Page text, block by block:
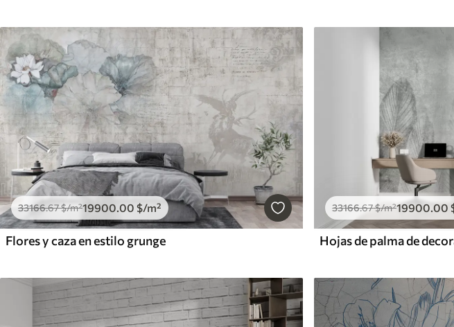
33166.67$/m²19900.00 $/m²
Flores y caza en estilo grunge
33166.67$/m²19900.00